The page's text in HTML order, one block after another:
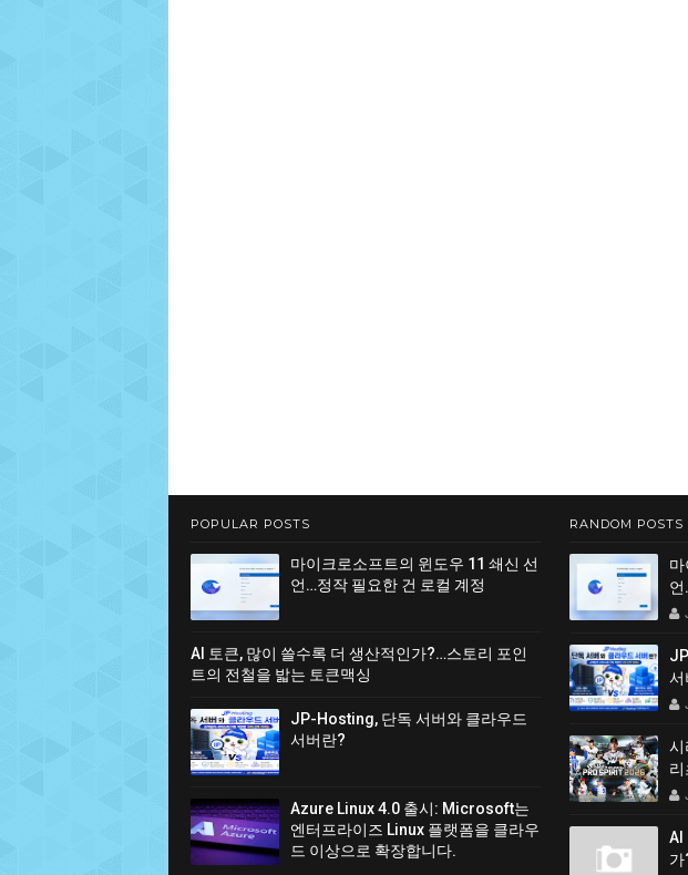
POPULAR POSTS
마이크로소프트의 윈도우 11 쇄신 선
언…정작 필요한 건 로컬 계정
AI 토큰, 많이 쓸수록 더 생산적인가?…스토리 포인
트의 전철을 밟는 토큰맥싱
JP-Hosting, 단독 서버와 클라우드
서버란?
Azure Linux 4.0 출시: Microsoft는
엔터프라이즈 Linux 플랫폼을 클라우
드 이상으로 확장합니다.
RANDOM POSTS
서
시
리
AI